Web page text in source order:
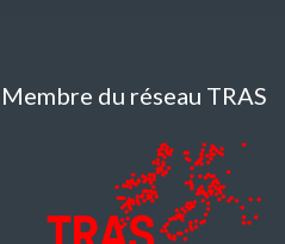
Membre du réseau TRAS